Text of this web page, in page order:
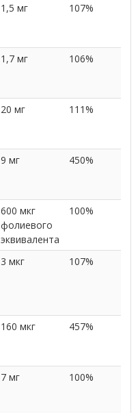
1,5 мг 107%
1,7 мг 106%
20 мг 111%
9 мг 450%
600 мкг
фолиевого
эквивалента
100%
3 мкг 107%
160 мкг 457%
7 мг 100%